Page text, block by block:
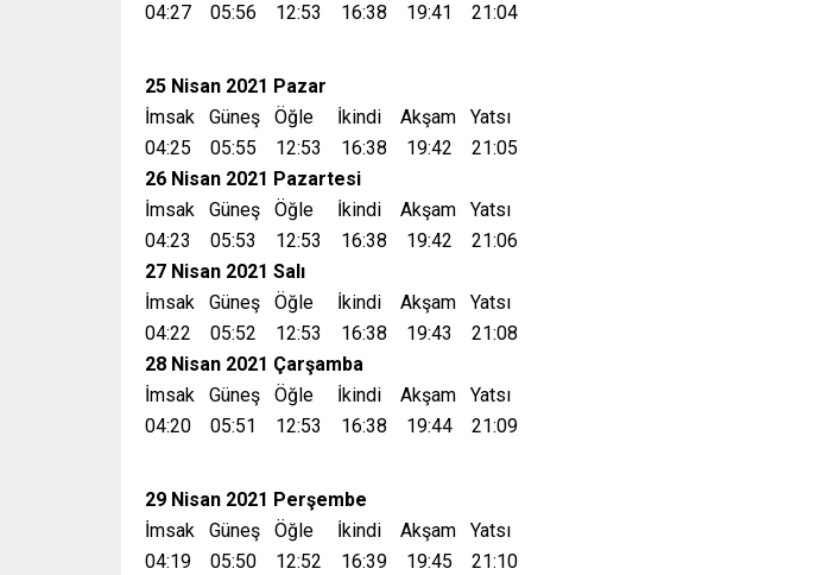
04:27 05:56 12:53 16:38 19:41 21:04
25 Nisan 2021 Pazar
İmsak Güneş Öğle İkindi Akşam Yatsı
04:25 05:55 12:53 16:38 19:42 21:05
26 Nisan 2021 Pazartesi
İmsak Güneş Öğle İkindi Akşam Yatsı
04:23 05:53 12:53 16:38 19:42 21:06
27 Nisan 2021 Salı
İmsak Güneş Öğle İkindi Akşam Yatsı
04:22 05:52 12:53 16:38 19:43 21:08
28 Nisan 2021 Çarşamba
İmsak Güneş Öğle İkindi Akşam Yatsı
04:20 05:51 12:53 16:38 19:44 21:09
29 Nisan 2021 Perşembe
İmsak Güneş Öğle İkindi Akşam Yatsı
04:19 05:50 12:52 16:39 19:45 21:10